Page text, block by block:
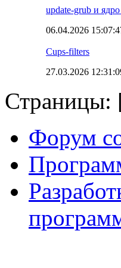
update-grub и
06.04.2026
Cups-filters
27.03.2026
Страницы:
Форум